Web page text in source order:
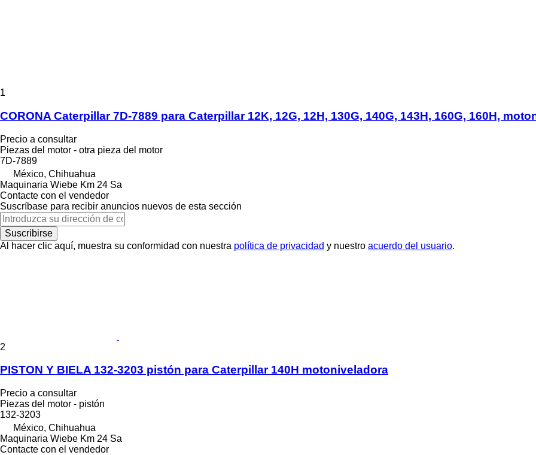
1
CORONA Caterpillar 7D-7889 para Caterpillar 12K, 12G, 12H, 130G, 140G, 143H, 160G, 160H,
Precio a consultar
Piezas del motor - otra pieza del motor
7D-7889
México, Chihuahua
Maquinaria Wiebe Km 24 Sa
Contacte con el vendedor
Suscríbase para recibir anuncios nuevos de esta sección
Suscribirse
Al hacer clic aquí, muestra su conformidad con nuestra política de privacidad y nuestro acuerdo del usuario.
2
PISTON Y BIELA 132-3203 pistón para Caterpillar 140H motoniveladora
Precio a consultar
Piezas del motor - pistón
132-3203
México, Chihuahua
Maquinaria Wiebe Km 24 Sa
Contacte con el vendedor